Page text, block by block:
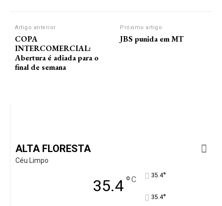
Artigo anterior
COPA
INTERCOMERCIAL:
Abertura é adiada para o
final de semana
Próximo artigo
JBS punida em MT
ALTA FLORESTA
Céu Limpo
35.4°C 35.4°
35.4°